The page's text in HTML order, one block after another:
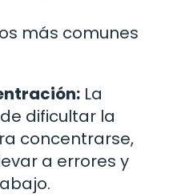
más comunes
La
dificultar la
concentrarse,
a errores y